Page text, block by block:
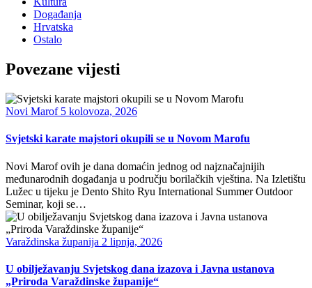
Događanja
Hrvatska
Ostalo
Povezane vijesti
Novi Marof5 kolovoza, 2026
Svjetski karate majstori okupili se u Novom Marofu
Novi Marof ovih je dana domaćin jednog od najznačajnijih
međunarodnih događanja u području borilačkih vještina. Na Izletištu
Lužec u tijeku je Dento Shito Ryu International Summer Outdoor
Seminar, koji se…
Varaždinska županija 2 lipnja, 2026
U obilježavanju Svjetskog dana izazova i Javna ustanova
„Priroda Varaždinske županije“